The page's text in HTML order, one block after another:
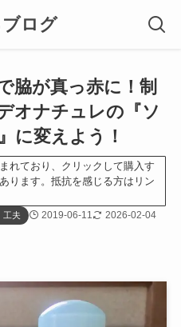
ログ
脇が真っ赤に！制
オナチュレの『ソ
に変えよう！
れており、クリックして購入す
ります。抵抗を感じる方はリン
工夫 2019-06-11 2026-02-04